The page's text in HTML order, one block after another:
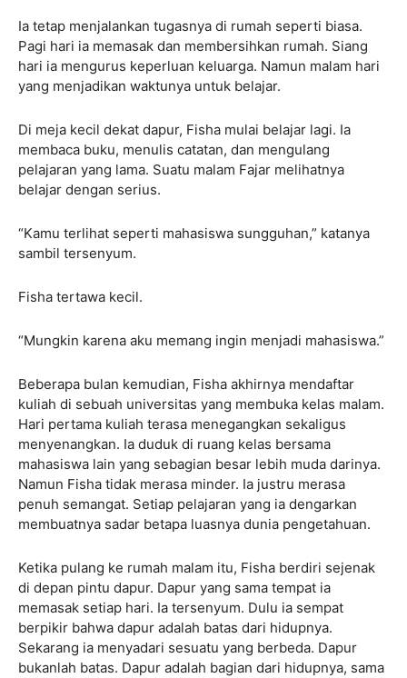
Ia tetap menjalankan tugasnya di rumah seperti biasa.
Pagi hari ia memasak dan membersihkan rumah. Siang
hari ia mengurus keperluan keluarga. Namun malam hari
yang menjadikan waktunya untuk belajar.
Di meja kecil dekat dapur, Fisha mulai belajar lagi. Ia
membaca buku, menulis catatan, dan mengulang
pelajaran yang lama. Suatu malam Fajar melihatnya
belajar dengan serius.
“Kamu terlihat seperti mahasiswa sungguhan,” katanya
sambil tersenyum.
Fisha tertawa kecil.
“Mungkin karena aku memang ingin menjadi mahasiswa.”
Beberapa bulan kemudian, Fisha akhirnya mendaftar
kuliah di sebuah universitas yang membuka kelas malam.
Hari pertama kuliah terasa menegangkan sekaligus
menyenangkan. Ia duduk di ruang kelas bersama
mahasiswa lain yang sebagian besar lebih muda darinya.
Namun Fisha tidak merasa minder. Ia justru merasa
penuh semangat. Setiap pelajaran yang ia dengarkan
membuatnya sadar betapa luasnya dunia pengetahuan.
Ketika pulang ke rumah malam itu, Fisha berdiri sejenak
di depan pintu dapur. Dapur yang sama tempat ia
memasak setiap hari. Ia tersenyum. Dulu ia sempat
berpikir bahwa dapur adalah batas dari hidupnya.
Sekarang ia menyadari sesuatu yang berbeda. Dapur
bukanlah batas. Dapur adalah bagian dari hidupnya, sama